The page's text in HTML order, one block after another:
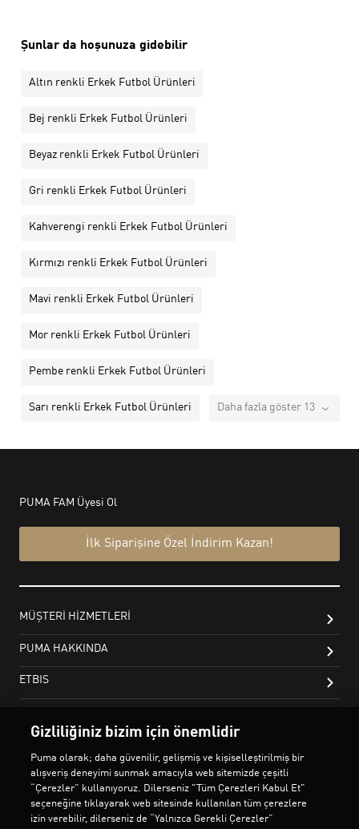
Şunlar da hoşunuza gidebilir
Altın renkli Erkek Futbol Ürünleri
Bej renkli Erkek Futbol Ürünleri
Beyaz renkli Erkek Futbol Ürünleri
Gri renkli Erkek Futbol Ürünleri
Kahverengi renkli Erkek Futbol Ürünleri
Kırmızı renkli Erkek Futbol Ürünleri
Mavi renkli Erkek Futbol Ürünleri
Mor renkli Erkek Futbol Ürünleri
Pembe renkli Erkek Futbol Ürünleri
Sarı renkli Erkek Futbol Ürünleri Daha fazla göster 13
Gizliliğiniz bizim için önemlidir
Puma olarak; daha güvenilir, gelişmiş ve kişiselleştirilmiş bir
alışveriş deneyimi sunmak amacıyla web sitemizde çeşitli
“Çerezler” kullanıyoruz. Dilerseniz "Tüm Çerezleri Kabul Et"
seçeneğine tıklayarak web sitesinde kullanılan tüm çerezlere
izin verebilir, dilerseniz de “Yalnızca Gerekli Çerezler”